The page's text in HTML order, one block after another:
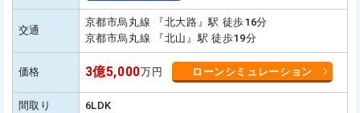
交通
京都市烏丸線 『北大路』駅 徒歩16分
京都市烏丸線 『北山』駅 徒歩19分
価格 3億5,000万円 ローンシミュレーション
間取り 6LDK